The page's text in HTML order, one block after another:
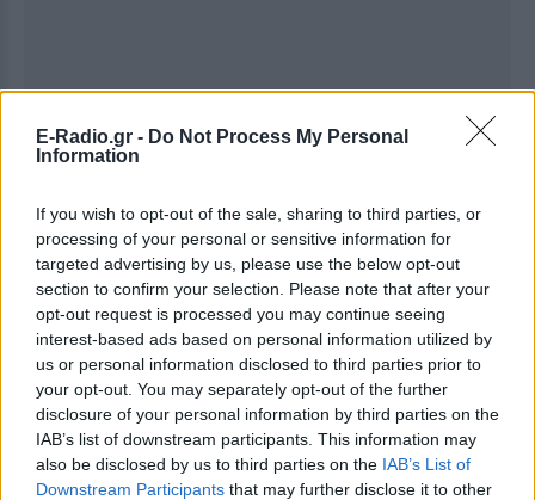
E-Radio.gr - Do Not Process My Personal
Information
If you wish to opt-out of the sale, sharing to third parties, or
processing of your personal or sensitive information for
targeted advertising by us, please use the below opt-out
section to confirm your selection. Please note that after your
opt-out request is processed you may continue seeing
interest-based ads based on personal information utilized by
us or personal information disclosed to third parties prior to
your opt-out. You may separately opt-out of the further
disclosure of your personal information by third parties on the
IAB’s list of downstream participants. This information may
also be disclosed by us to third parties on the IAB’s List of
Downstream Participants that may further disclose it to other
Ακολουθήστε το E-Radio.gr στοGoogle News
και μάθετε πρώτοιτα πιο hot νέα.
Εσύ μπήκες στο E-Daily.gr; Τα νέα της ημέρας
και ότι σου κάνει κλικ!
Ακολουθήστε το E-Radio.gr και στο Instagram
ΔΙΑΦΗΜΙΣΗ